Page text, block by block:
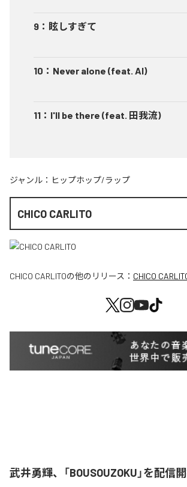
9 ： 眩しすぎて
10 ： Never alone (feat. AI)
11 ： I'll be there (feat. 田我流)
ジャンル： ヒップホップ/ラップ
CHICO CARLITO
CHICO CARLITOの他のリリース： CHICO
武井勇輝、「BOUSOUZOKU」を配信